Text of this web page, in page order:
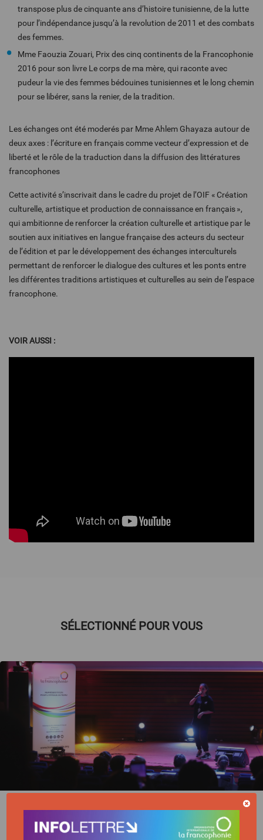
transpose plus de cinquante ans d’histoire tunisienne, de la lutte
pour l’indépendance jusqu’à la revolution de 2011 et des combats
des femmes.
Mme Faouzia Zouari, Prix des cinq continents de la Francophonie
2016 pour son livre Le corps de ma mère, qui raconte avec
pudeur la vie des femmes bédouines tunisiennes et le long chemin
pour se libérer, sans la renier, de la tradition.
Les échanges ont été moderés par Mme Ahlem Ghayaza autour de
deux axes : l’écriture en français comme vecteur d’expression et de
liberté et le rôle de la traduction dans la diffusion des littératures
francophones
Cette activité s’inscrivait dans le cadre du projet de l’OIF « Création
culturelle, artistique et production de connaissance en français »,
qui ambitionne de renforcer la création culturelle et artistique par le
soutien aux initiatives en langue française des acteurs du secteur
de l’édition et par le développement des échanges interculturels
permettant de renforcer le dialogue des cultures et les ponts entre
les différentes traditions artistiques et culturelles au sein de l’espace
francophone.
VOIR AUSSI :
SÉLECTIONNÉ POUR VOUS
Tunisie : finale du concours « Voix urbaines